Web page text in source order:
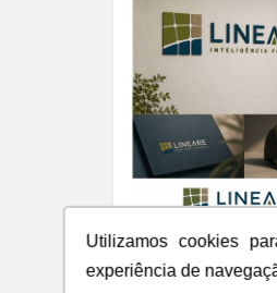
Utilizamos cookies
experiência de
LINEARE -
FUNDIÁRIA
Logo e Papelaria (6